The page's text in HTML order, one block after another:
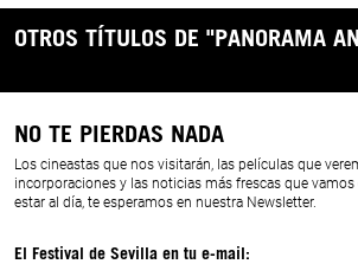
OTROS TÍTULOS DE "PANORAMA
NO TE PIERDAS NADA
Los cineastas que nos visitarán, las películas que
incorporaciones y las noticias más frescas que
estar al día, te esperamos en nuestra Newsletter.
El Festival de Sevilla en tu e-mail: